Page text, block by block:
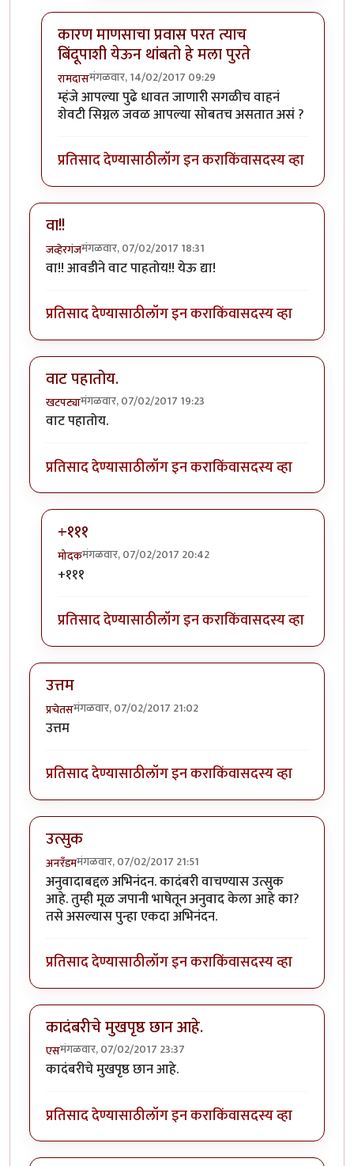
कारण माणसाचा प्रवास परत त्याच
बिंदूपाशी येऊन थांबतो हे मला पुरते
रामदासमंगळवार, 14/02/2017 09:29
In reply toआता यावरुन जर एखादी मुंगीbyआदूबाळ
म्हंजे आपल्या पुढे धावत जाणारी सगळीच वाहनं
शेवटी सिग्नल जवळ आपल्या सोबतच असतात असं ?
प्रतिसाद देण्यासाठीलॉग इन कराकिंवासदस्य व्हा
वा!!
जव्हेरगंजमंगळवार, 07/02/2017 18:31
वा!! आवडीने वाट पाहतोय!! येऊ द्या!
प्रतिसाद देण्यासाठीलॉग इन कराकिंवासदस्य व्हा
वाट पहातोय.
खटपट्यामंगळवार, 07/02/2017 19:23
वाट पहातोय.
प्रतिसाद देण्यासाठीलॉग इन कराकिंवासदस्य व्हा
+१११
मोदकमंगळवार, 07/02/2017 20:42
In reply to
+१११
प्रतिसाद देण्यासाठीलॉग इन कराकिंवासदस्य व्हा
उत्तम
प्रचेतसमंगळवार, 07/02/2017 21:02
उत्तम
प्रतिसाद देण्यासाठीलॉग इन कराकिंवासदस्य व्हा
उत्सुक
अनरँडममंगळवार, 07/02/2017 21:51
अनुवादाबद्दल अभिनंदन. कादंबरी वाचण्यास उत्सुक
आहे. तुम्ही मूळ जपानी भाषेतून अनुवाद केला आहे का?
तसे असल्यास पुन्हा एकदा अभिनंदन.
प्रतिसाद देण्यासाठीलॉग इन कराकिंवासदस्य व्हा
कादंबरीचे मुखपृष्ठ छान आहे.
एसमंगळवार, 07/02/2017 23:37
कादंबरीचे मुखपृष्ठ छान आहे.
प्रतिसाद देण्यासाठीलॉग इन कराकिंवासदस्य व्हा